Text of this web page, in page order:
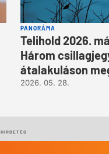
PANORÁMA
Telihold 2026.
Három
átalakuláson
2026. 05. 28.
HIRDETÉS